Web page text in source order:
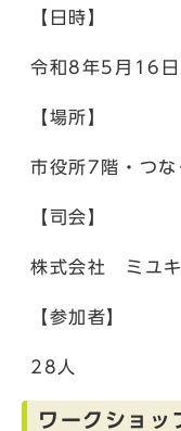
【日時】
令和8年5月16
【場所】
市役所7階・つな
【司会】
株式会社 ミユキ
【参加者】
28人
ワークショッ